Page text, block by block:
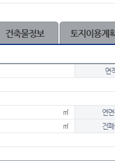
건축물정보 토지이용계
면
㎡
연
㎡
건